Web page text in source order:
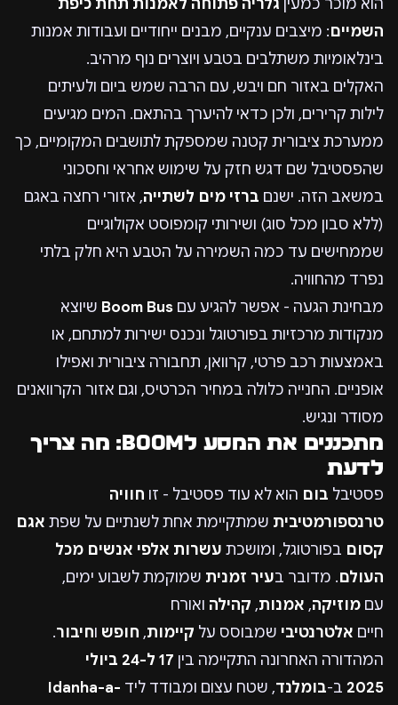
הוא מוכר כמעין גלריה פתוחה לאמנות תחת כיפת
השמיים: מיצבים ענקיים, מבנים ייחודיים ועבודות אמנות
בינלאומיות משתלבים בטבע ויוצרים נוף מרהיב.
האקלים באזור חם ויבש, עם הרבה שמש ביום ולעיתים
לילות קרירים, ולכן כדאי להיערך בהתאם. המים מגיעים
ממערכת ציבורית קטנה שמספקת לתושבים המקומיים, כך
שהפסטיבל שם דגש חזק על שימוש אחראי וחסכוני
במשאב הזה. ישנם ברזי מים לשתייה, אזורי רחצה באגם
(ללא סבון מכל סוג) ושירותי קומפוסט אקולוגיים
שממחישים עד כמה השמירה על הטבע היא חלק בלתי
נפרד מהחוויה.
מבחינת הגעה - אפשר להגיע עם Boom Bus שיוצא
מנקודות מרכזיות בפורטוגל ונכנס ישירות למתחם, או
באמצעות רכב פרטי, קרוואן, תחבורה ציבורית ואפילו
אופניים. החנייה כלולה במחיר הכרטיס, וגם אזור הקרוואנים
מסודר ונגיש.
מתכננים את המסע לBOOM: מה צריך
לדעת
פסטיבל בום הוא לא עוד פסטיבל - זו חוויה
טרנספורמטיבית שמתקיימת אחת לשנתיים על שפת אגם
קסום בפורטוגל, ומושכת עשרות אלפי אנשים מכל
העולם. מדובר בעיר זמנית שמוקמת לשבוע ימים,
עם מוזיקה, אמנות, קהילה ואורח
חיים אלטרנטיבי שמבוסס על קיימות, חופש וחיבור.
המהדורה האחרונה התקיימה בין
17 ל-24 ביולי
2025 ב-בומלנד, שטח עצום ומבודד ליד Idanha-a-